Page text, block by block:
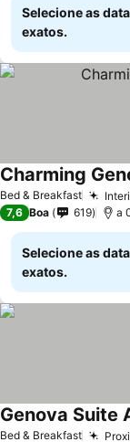
Selecione as
exatos.
Bed & Breakfast
Charming
7,6 Boa 619 a
Selecione as
exatos.
Bed & Breakfast
Genova Suite